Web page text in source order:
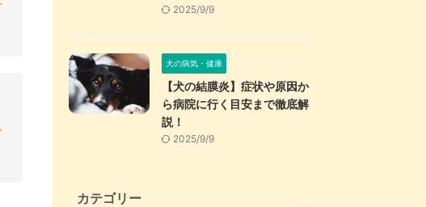
2025/9/9
犬の病気・健康
【犬の結膜炎】症状や原因か
ら病院に行く目安まで徹底解
説！
2025/9/9
カテゴリー